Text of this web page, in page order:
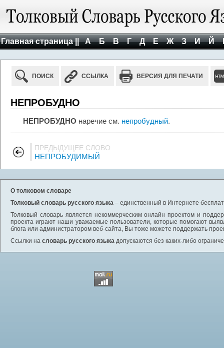
Главная страница || А Б В Г Д Е Ж З И Й
ПОИСК ССЫЛКА ВЕРСИЯ ДЛЯ ПЕЧАТИ
НЕПРОБУДНО
НЕПРОБУДНО наречие см. непробудный.
ПРЕДЫДУЩЕЕ СЛОВО
НЕПРОБУДИМЫЙ
О толковом словаре
Толковый словарь русского языка – единственный в Интернете
Толковый словарь является некоммерческим онлайн проектом и
проекта играют наши уважаемые пользователи, которые помогают
блога или администратором веб-сайта, Вы тоже можете поддержать
Ссылки на словарь русского языка допускаются без каких-либо